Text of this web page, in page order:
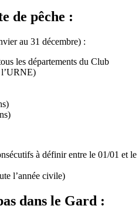
de pêche :
au 31 décembre) :
les départements du Club
à définir entre le 01/01 et le
l’année civile)
dans le Gard :